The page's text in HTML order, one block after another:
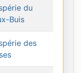
du
Buis
des